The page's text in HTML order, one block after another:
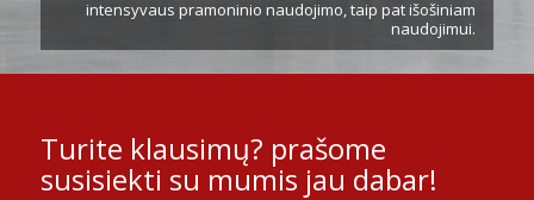
intensyvaus pramoninio naudojimo, taip pat išošiniam
naudojimui.
Turite klausimų? prašome
susisiekti su mumis jau dabar!